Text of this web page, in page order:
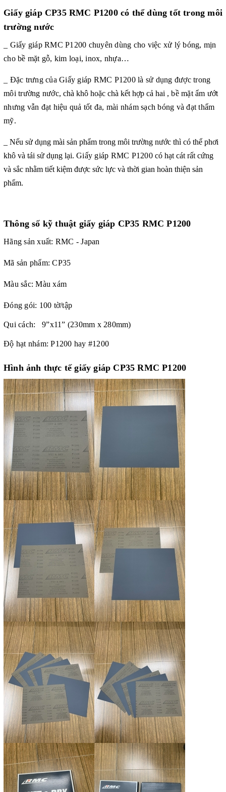
Giấy giáp CP35 RMC P1200 có thể dùng tốt trong môi
trường nước
_ Giấy giáp RMC P1200 chuyên dùng cho việc xử lý bóng, mịn
cho bề mặt gỗ, kim loại, inox, nhựa…
_ Đặc trưng của Giấy giáp RMC P1200 là sử dụng được trong
môi trường nước, chà khô hoặc chà kết hợp cả hai , bề mặt ẩm ướt
nhưng vẫn đạt hiệu quả tốt đa, mài nhám sạch bóng và đạt thẩm
mỹ.
_ Nếu sử dụng mài sản phẩm trong môi trường nước thì có thể phơi
khô và tái sử dụng lại. Giấy giáp RMC P1200có hạt cát rất cứng
và sắc nhằm tiết kiệm được sức lực và thời gian hoàn thiện sản
phẩm.
Thông số kỹ thuật giấy giáp CP35 RMC P1200
Hãng sản xuất: RMC - Japan
Mã sản phẩm: CP35
Màu sắc: Màu xám
Đóng gói: 100 tờ/tập
Qui cách: 9”x11” (230mm x 280mm)
Độ hạt nhám: P1200 hay #1200
Hình ảnh thực tế giấy giáp CP35 RMC P1200